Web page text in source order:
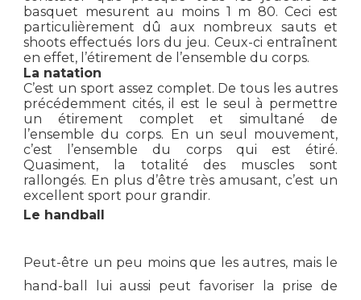
basquet mesurent au moins 1 m 80. Ceci est
particulièrement dû aux nombreux sauts et
shoots effectués lors du jeu. Ceux-ci entraînent
en effet, l’étirement de l’ensemble du corps.
La natation
C’est un sport assez complet. De tous les autres
précédemment cités, il est le seul à permettre
un étirement complet et simultané de
l’ensemble du corps. En un seul mouvement,
c’est l’ensemble du corps qui est étiré.
Quasiment, la totalité des muscles sont
rallongés. En plus d’être très amusant, c’est un
excellent sport pour grandir.
Le handball
Peut-être un peu moins que les autres, mais le
hand-ball lui aussi peut favoriser la prise de